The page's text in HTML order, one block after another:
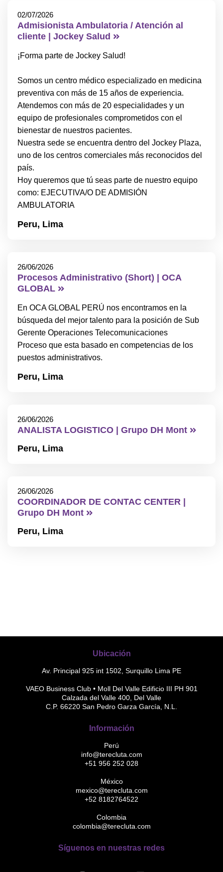
02/07/2026
Admisionista Ambulatoria / Atención al
cliente | Jockey Salud
¡Forma parte de Jockey Salud!
Somos un centro médico especializado en medicina
preventiva con más de 15 años de experiencia.
Atendemos con más de 20 especialidades y un
equipo de profesionales comprometidos con el
bienestar de nuestros pacientes.
Nuestra sede se encuentra dentro del Jockey Plaza,
uno de los centros comerciales más reconocidos del
país.
Hoy queremos que tú seas parte de nuestro equipo
como: EJECUTIVA/O DE ADMISIÓN
AMBULATORIA
Peru, Lima
26/06/2026
Procesos Administrativo (Short) | OCA
GLOBAL
En OCA GLOBAL PERÚ nos encontramos en la
búsqueda del mejor talento para la posición de Sub
Gerente Operaciones Telecomunicaciones
Proceso que esta basado en competencias de los
puestos administrativos.
Peru, Lima
26/06/2026
ANALISTA LOGISTICO | Grupo DH Mont
Peru, Lima
26/06/2026
COORDINADOR DE CONTAC CENTER |
Grupo DH Mont
Peru, Lima
Ubicación
Av. Principal 925 int 1502, Surquillo Lima PE
VAEO Business Club • Moll Del Valle Edificio III PH 901
Calzada del Valle 400, Del Valle
C.P. 66220 San Pedro Garza García, N.L.
Información
Perú
info@terecluta.com
+51 956 252 028
México
mexico@terecluta.com
+52 8182764522
Colombia
colombia@terecluta.com
Síguenos en nuestras redes